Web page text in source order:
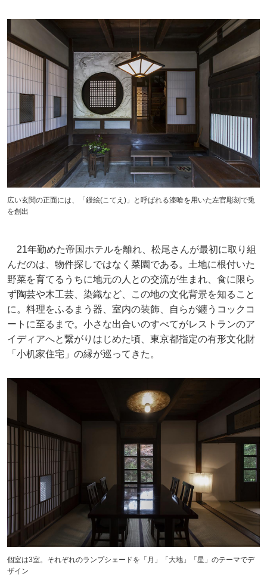
広い玄関の正面には、「鏝絵(こてえ)」と呼ばれる漆喰を用いた左官彫刻で兎
を創出
21年勤めた帝国ホテルを離れ、松尾さんが最初に取り組
んだのは、物件探しではなく菜園である。土地に根付いた
野菜を育てるうちに地元の人との交流が生まれ、食に限ら
ず陶芸や木工芸、染織など、この地の文化背景を知ること
に。料理をふるまう器、室内の装飾、自らが纏うコックコ
ートに至るまで。小さな出合いのすべてがレストランのア
イディアへと繋がりはじめた頃、東京都指定の有形文化財
「小机家住宅」の縁が巡ってきた。
個室は3室。それぞれのランプシェードを「月」「大地」「星」のテーマでデ
ザイン